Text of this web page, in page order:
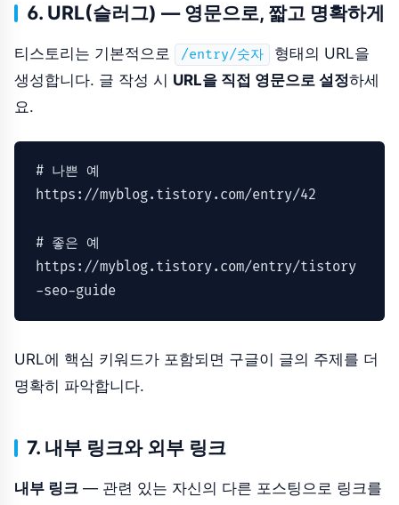
6. URL(슬러그) — 영문으로, 짧고 명확하게
티스토리는 기본적으로 /entry/숫자
형태의 URL을
생성합니다. 글 작성 시 URL을 직접 영문으로 설정하세
요.
# 나쁜 예
https: //myblog.tistory.com/entry/42
# 좋은 예
https: //myblog.tistory.com/entry/tistory
-seo-guide
URL에 핵심 키워드가 포함되면 구글이 글의 주제를 더
명확히 파악합니다.
7. 내부 링크와 외부 링크
내부 링크 — 관련 있는 자신의 다른 포스팅으로 링크를